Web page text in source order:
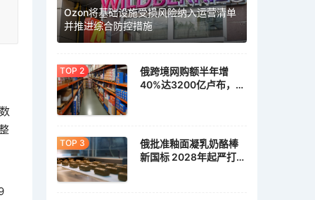
Ozon将基础设施受损风险纳入运营清单
并推进综合防控措施
俄跨境网购额半年增
40%达3200亿卢布，家
俄批准釉面凝乳奶酪棒
新国标 2028年起严打植